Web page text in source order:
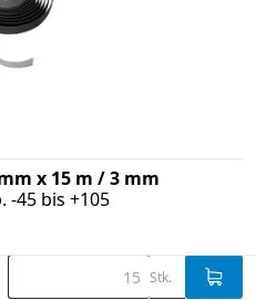
x 15 m / 3 mm
-45 bis +105
Stk.